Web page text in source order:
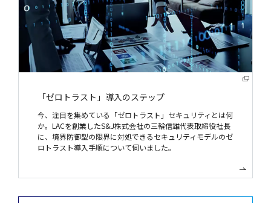
「ゼロトラスト」導入のステップ
今、注目を集めている「ゼロトラスト」セキュリティとは何
か。LACを創業したS&J株式会社の三輪信雄代表取締役社長
に、境界防御型の限界に対処できるセキュリティモデルのゼ
ロトラスト導入手順について伺いました。